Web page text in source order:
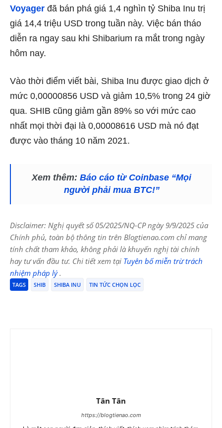
Voyager đã bán phá giá 1,4 nghìn tỷ Shiba Inu trị
giá 14,4 triệu USD trong tuần này. Việc bán tháo
diễn ra ngay sau khi Shibarium ra mắt trong ngày
hôm nay.
Vào thời điểm viết bài, Shiba Inu được giao dịch ở
mức 0,00000856 USD và giảm 10,5% trong 24 giờ
qua. SHIB cũng giảm gần 89% so với mức cao
nhất mọi thời đại là 0,00008616 USD mà nó đạt
được vào tháng 10 năm 2021.
Xem thêm: Báo cáo từ Coinbase “Mọi
người phải mua BTC!”
Disclaimer: Nghị quyết số 05/2025/NQ-CP ngày 9/9/2025 của
Chính phủ, toàn bộ thông tin trên Blogtienao.com chỉ mang
tính chất tham khảo, không phải là khuyến nghị tài chính
hay tư vấn đầu tư. Chi tiết xem tại Tuyên bố miễn trừ trách
nhiệm pháp lý.
TAGS SHIB SHIBA INU TIN TỨC CHỌN LỌC
Tân Tân
https://blogtienao.com